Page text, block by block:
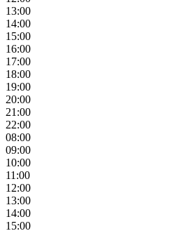
13:00
14:00
15:00
16:00
17:00
18:00
19:00
20:00
21:00
22:00
08:00
09:00
10:00
11:00
12:00
13:00
14:00
15:00